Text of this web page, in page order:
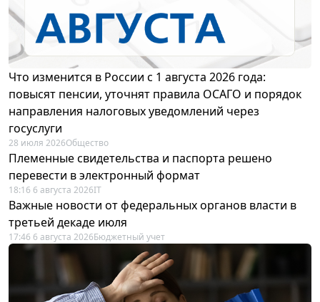
Что изменится в России с 1 августа 2026 года:
повысят пенсии, уточнят правила ОСАГО и порядок
направления налоговых уведомлений через
госуслуги
28 июля 2026Общество
Племенные свидетельства и паспорта решено
перевести в электронный формат
18:16 6 августа 2026IT
Важные новости от федеральных органов власти в
третьей декаде июля
17:46 6 августа 2026Бюджетный учет